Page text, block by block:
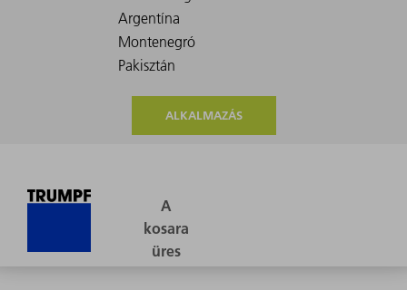
ALKALMAZÁS